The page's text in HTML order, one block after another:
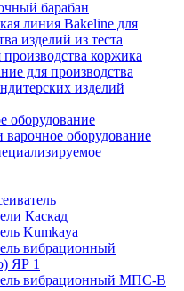
барабан
линия Bakeline для
изделий из теста
коржика
для производства
изделий
оборудование
варочное оборудование
Каскад
Kumkaya
вибрационный
ЯР 1
вибрационный МПС-В